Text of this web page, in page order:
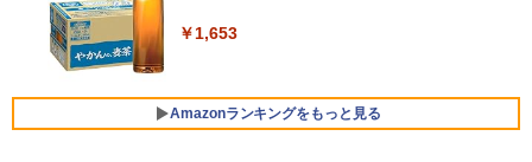
【新品】Windows11 ノートパソコン off
ore i3 Windows 11 Pro 中古 アウトレッ
ト 返品 送料無料 中古デスクトップパソ
￥49,500
イ フィリップス 液晶モニター パソコン
モニター ゲーミングモニター PCモニタ
ー 23.8 1920×1080 HDMI D-Sub ブラッ
Xiaomi シャオミ REDMI Buds 8 Lite ワイヤ
￥2,980
￥1,653
Amazonランキングをもっと見る